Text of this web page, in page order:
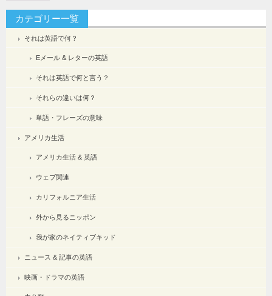
カテゴリー一覧
それは英語で何？
Eメール & レターの英語
それは英語で何と言う？
それらの違いは何？
単語・フレーズの意味
アメリカ生活
アメリカ生活 & 英語
ウェブ関連
カリフォルニア生活
外から見るニッポン
我が家のネイティブキッド
ニュース & 記事の英語
映画・ドラマの英語